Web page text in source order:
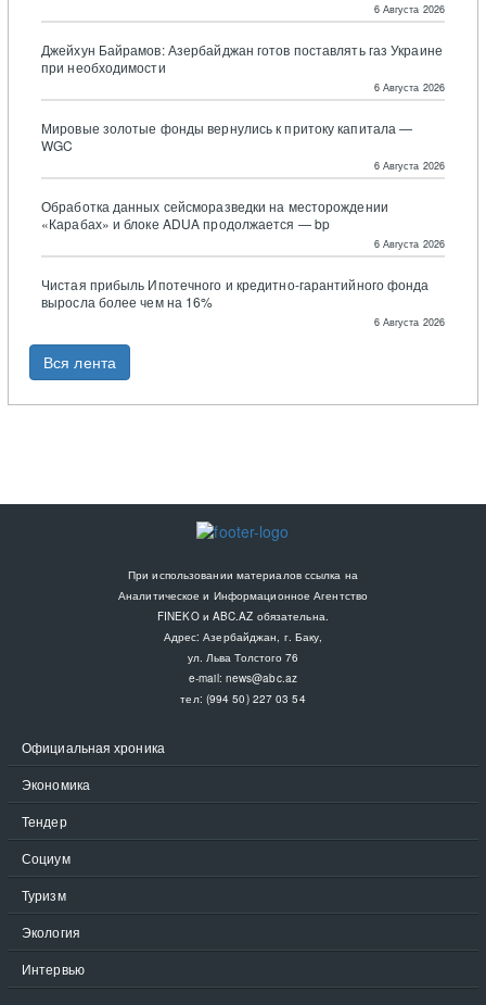
6 Августа 2026
Джейхун Байрамов: Азербайджан готов поставлять газ Украине
при необходимости
6 Августа 2026
Мировые золотые фонды вернулись к притоку капитала —
WGC
6 Августа 2026
Обработка данных сейсморазведки на месторождении
«Карабах» и блоке ADUA продолжается — bp
6 Августа 2026
Чистая прибыль Ипотечного и кредитно-гарантийного фонда
выросла более чем на 16%
6 Августа 2026
Вся лента
При использовании материалов ссылка на
Аналитическое и Информационное Агентство
FINEKO и ABC.AZ обязательна.
Адрес: Азербайджан, г. Баку,
ул. Льва Толстого 76
e-mail: news@abc.az
тел: (994 50) 227 03 54
Официальная хроника
Экономика
Тендер
Социум
Туризм
Экология
Интервью